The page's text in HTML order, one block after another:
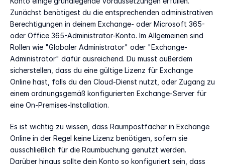
Zunächst benötigest du die entsprechenden administrativen
Berechtigungen in deinem Exchange- oder Microsoft 365-
oder Office 365-Administrator-Konto. Im Allgemeinen sind
Rollen wie "Globaler Administrator" oder "Exchange-
Administrator" dafür ausreichend. Du musst außerdem
sicherstellen, dass du eine gültige Lizenz für Exchange
Online hast, falls du den Cloud-Dienst nutzt, oder Zugang zu
einem ordnungsgemäß konfigurierten Exchange-Server für
eine On-Premises-Installation.
Es ist wichtig zu wissen, dass Raumpostfächer in Exchange
Online in der Regel keine Lizenz benötigen, sofern sie
ausschließlich für die Raumbuchung genutzt werden.
Darüber hinaus sollte dein Konto so konfiguriert sein, dass